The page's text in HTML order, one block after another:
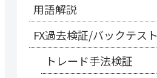
用語解説
FX過去検証/バックテスト
トレード手法検証